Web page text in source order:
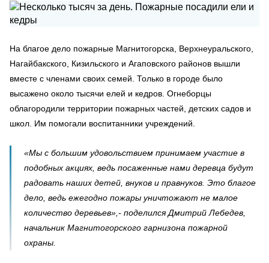
На благое дело пожарные Магнитогорска, Верхнеуральского,
Нагайбакского, Кизильского и Агаповского районов вышли
вместе с членами своих семей. Только в городе было
высажено около тысячи елей и кедров. Огнеборцы
облагородили территории пожарных частей, детских садов и
школ. Им помогали воспитанники учреждений.
«Мы с большим удовольствием принимаем участие в
подобных акциях, ведь посаженные нами деревца будут
радовать наших детей, внуков и правнуков. Это благое
дело, ведь ежегодно пожары уничтожают не малое
количество деревьев»,- поделился Дмитрий Лебедев,
начальник Магнитогорского гарнизона пожарной
охраны.